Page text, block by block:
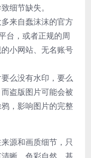
细节缺失。
来自蠢沫沫的官方
台，或者正规的周
小网站、无名账号
么没有水印，要么
盗版图片可能会被
，影响图片的完整
源和画质细节，只